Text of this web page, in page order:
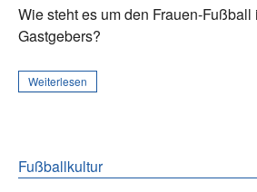
Wie steht es um den Frauen-
Gastgebers?
Weiterlesen
Fußballkultur